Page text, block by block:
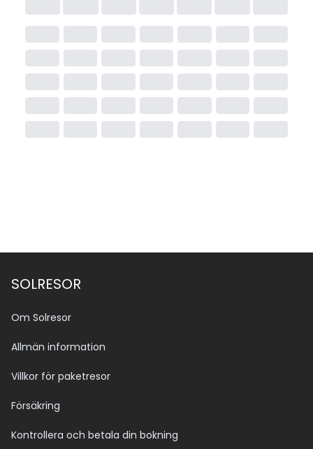
SOLRESOR
Om Solresor
Allmän information
Villkor för paketresor
Försäkring
Kontrollera och betala din bokning